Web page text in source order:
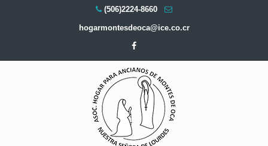
(506)2224-8660
hogarmontesdeoca@ice.co.cr